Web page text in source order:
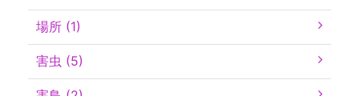
場所 (1)
害虫 (5)